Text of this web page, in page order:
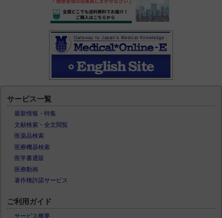
サービス一覧
最新情報・特集
文献検索・全文閲覧
医薬品検索
医療機器検索
医学書通販
医療動画
著作権許諾サービス
ご利用ガイド
サービス概要